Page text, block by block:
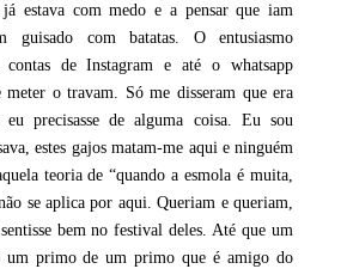
estava com medo e a pensar que iam
com batatas. O entusiasmo
contas de Instagram e até o whatsapp
o travam. Só me disseram que era
precisasse de alguma coisa. Eu sou
estes gajos matam-me aqui e ninguém
teoria de “quando a esmola é muita,
se aplica por aqui. Queriam e queriam,
bem no festival deles. Até que um
um primo de um primo que é amigo do